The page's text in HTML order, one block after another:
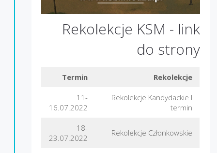
Rekolekcje KSM - link
do strony
Termin Rekolekcje
11-
16.07.2022
Rekolekcje Kandydackie I
termin
18-
23.07.2022
Rekolekcje Członkowskie